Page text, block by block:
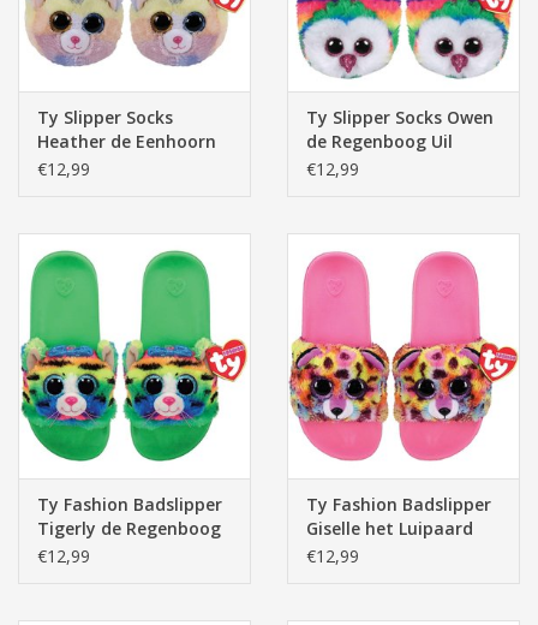
Ty Slipper Socks
Heather de Eenhoorn
Kat
€12,99
Ty Slipper Socks Owen
de Regenboog Uil
€12,99
Ty Fashion Badslipper
Tigerly de Regenboog
Kat
€12,99
Ty Fashion Badslipper
Giselle het Luipaard
€12,99